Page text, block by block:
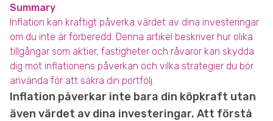
Summary
Inflation kan kraftigt påverka värdet av dina investeringar
om du inte är förberedd. Denna artikel beskriver hur olika
tillgångar som aktier, fastigheter och råvaror kan skydda
dig mot inflationens påverkan och vilka strategier du bör
använda för att säkra din portfölj.
Inflation påverkar inte bara din köpkraft utan
även värdet av dina investeringar. Att förstå